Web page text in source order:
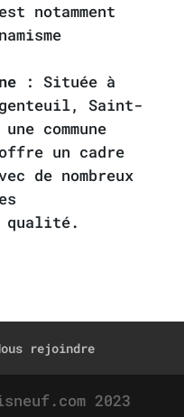
notamment
: Située à
Saint-
commune
un cadre
de nombreux
qualité.
rejoindre
2023